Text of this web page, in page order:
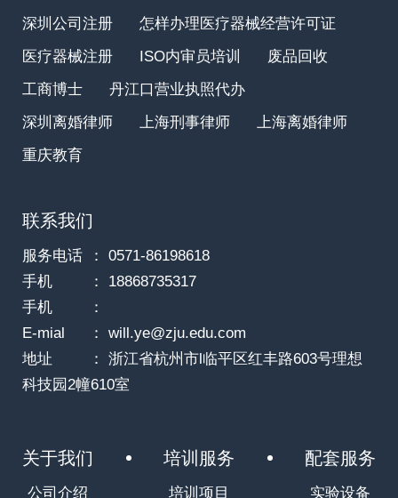
深圳公司注册
怎样办理医疗器械经营许可证
医疗器械注册
ISO内审员培训
废品回收
工商博士
丹江口营业执照代办
深圳离婚律师
上海刑事律师
上海离婚律师
重庆教育
联系我们
服务电话
： 0571-86198618
手机
： 18868735317
手机
：
E-mial
： will.ye@zju.edu.com
地址
： 浙江省杭州市l临平区红丰路603号理想
科技园2幢610室
关于我们
公司介绍
培训服务
培训项目
配套服务
实验设备